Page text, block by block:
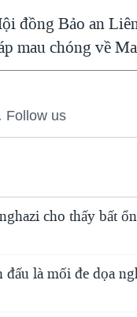
đồng Bảo an
mau chóng về
Follow us
cho thấy bất
đấu là mối đe dọa